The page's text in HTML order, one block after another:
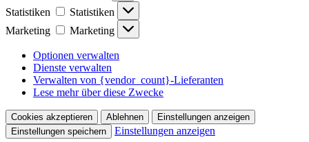
Statistiken
Statistiken
Marketing
Marketing
Optionen verwalten
Dienste verwalten
Verwalten von {vendor_count}-Lieferanten
Lese mehr über diese Zwecke
Cookies akzeptieren Ablehnen
Einstellungen anzeigen
Einstellungen speichern
Einstellungen anzeigen